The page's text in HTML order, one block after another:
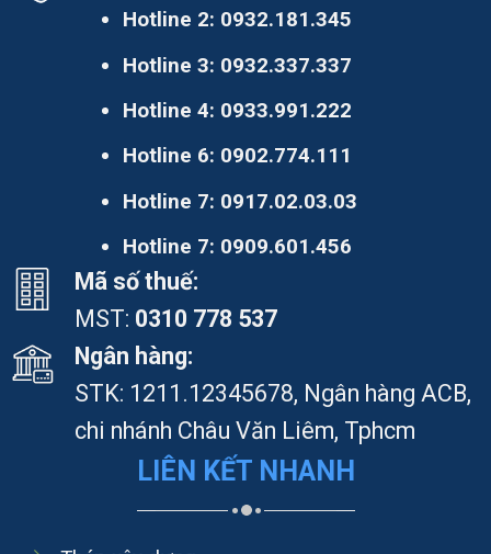
Hotline 2: 0932.181.345
Hotline 3: 0932.337.337
Hotline 4: 0933.991.222
Hotline 6: 0902.774.111
Hotline 7: 0917.02.03.03
Hotline 7: 0909.601.456
Mã số thuế:
MST: 0310 778 537
Ngân hàng:
STK: 1211.12345678, Ngân hàng ACB,
chi nhánh Châu Văn Liêm, Tphcm
LIÊN KẾT NHANH